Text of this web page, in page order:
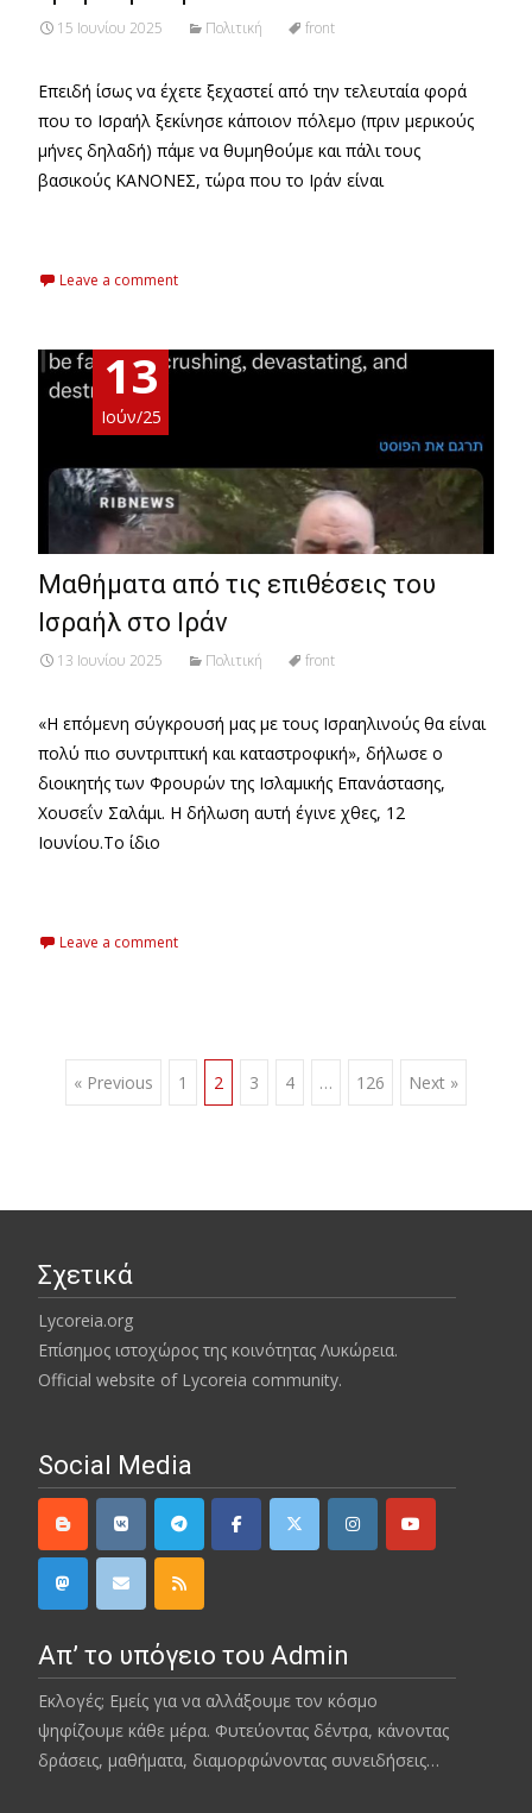
15 Ιουνίου 2025 Πολιτική front
Επειδή ίσως να έχετε ξεχαστεί από την τελευταία φορά
που το Ισραήλ ξεκίνησε κάποιον πόλεμο (πριν μερικούς
μήνες δηλαδή) πάμε να θυμηθούμε και πάλι τους
βασικούς ΚΑΝΟΝΕΣ, τώρα που το Ιράν είναι
Leave a comment
13
Ιούν/25
Μαθήματα από τις επιθέσεις του
Ισραήλ στο Ιράν
13 Ιουνίου 2025 Πολιτική front
«Η επόμενη σύγκρουσή μας με τους Ισραηλινούς θα είναι
πολύ πιο συντριπτική και καταστροφική», δήλωσε ο
διοικητής των Φρουρών της Ισλαμικής Επανάστασης,
Χουσεΐν Σαλάμι. Η δήλωση αυτή έγινε χθες, 12
Ιουνίου.Το ίδιο
Leave a comment
Posts
« Previous 1 2 3 4 … 126 Next »
Σχετικά
Lycoreia.org
Επίσημος ιστοχώρος της κοινότητας Λυκώρεια.
Official website of Lycoreia community.
Social Media
Απ’ το υπόγειο του Admin
Εκλογές; Εμείς για να αλλάξουμε τον κόσμο
ψηφίζουμε κάθε μέρα. Φυτεύοντας δέντρα, κάνοντας
δράσεις, μαθήματα, διαμορφώνοντας συνειδήσεις…